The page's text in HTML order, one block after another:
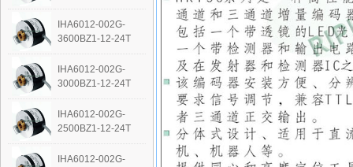
IHA6012-002G-
3600BZ1-12-24T
IHA6012-002G-
3000BZ1-12-24T
IHA6012-002G-
2500BZ1-12-24T
IHA6012-002G-